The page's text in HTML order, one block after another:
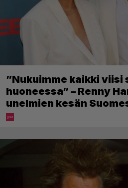
”Nukuimme kaikki viisi
huoneessa” – Renny
unelmien kesän